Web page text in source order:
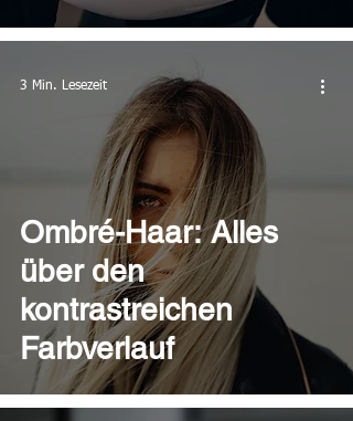
Ombré-Haar: Alles
über den
kontrastreichen
Farbverlauf
3 Min. Lesezeit